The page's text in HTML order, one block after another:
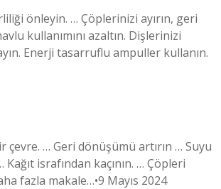
önleyin. … Çöplerinizi ayırın, geri
kullanımını azaltın. Dişlerinizi
Enerji tasarruflu ampuller kullanın.
… Geri dönüşümü artırın … Suyu
israfından kaçının. … Çöpleri
fazla makale…•9 Mayıs 2024